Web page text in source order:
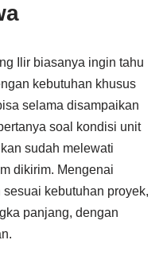
Ilir biasanya ingin tahu
kebutuhan khusus
selama disampaikan
soal kondisi unit
sudah melewati
dikirim. Mengenai
kebutuhan proyek,
panjang, dengan